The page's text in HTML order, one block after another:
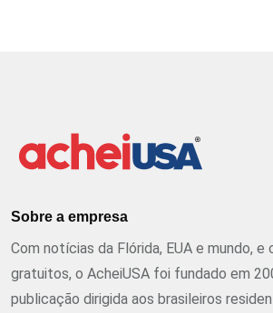
Sobre a empresa
Com notícias da Flórida, EUA e mundo, e
gratuitos, o AcheiUSA foi fundado em
publicação dirigida aos brasileiros